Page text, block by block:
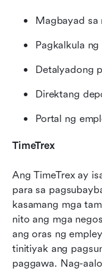
Magbayad sa
Pagkalkula
Detalyadong
Direktang
Portal ng
TimeTrex
Ang TimeTrex ay
para sa
kasamang mga
nito ang mga
ang oras ng
tinitiyak ang
paggawa. Nag-